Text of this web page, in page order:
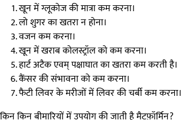
खून में ग्लूकोज की मात्रा कम करना।
लो शुगर का खतरा न होना।
वजन कम करना।
खून में खराब कोलस्ट्रॉल को कम करना।
हार्ट अटैक एवम् पक्षाघात का खतरा कम करती है।
कैंसर की संभावना को कम करना।
फैटी लिवर के मरीजों में लिवर की चर्बी कम करना।
किन किन बीमारियों में उपयोग की जाती है मैटफ़ॉर्मिन?